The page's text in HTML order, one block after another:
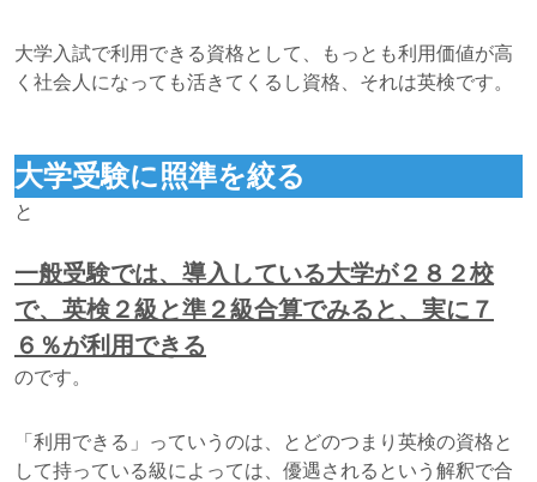
大学入試で利用できる資格として、もっとも利用価値が高
く社会人になっても活きてくるし資格、それは英検です。
大学受験に照準を絞る
と
一般受験では、導入している大学が２８２校
で、英検２級と準２級合算でみると、実に７
６％が利用できる
のです。
「利用できる」っていうのは、とどのつまり英検の資格と
して持っている級によっては、優遇されるという解釈で合